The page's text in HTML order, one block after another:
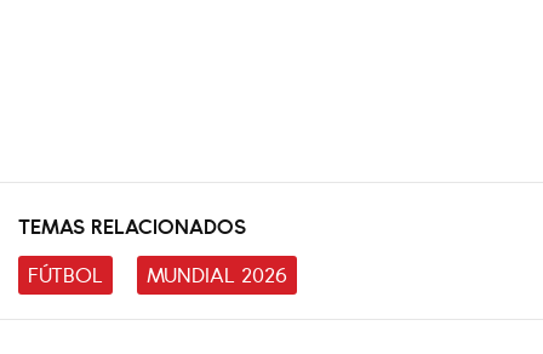
TEMAS RELACIONADOS
FÚTBOL
MUNDIAL 2026